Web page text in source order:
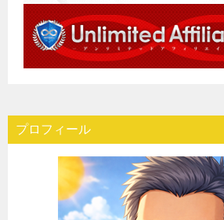
プロフィール